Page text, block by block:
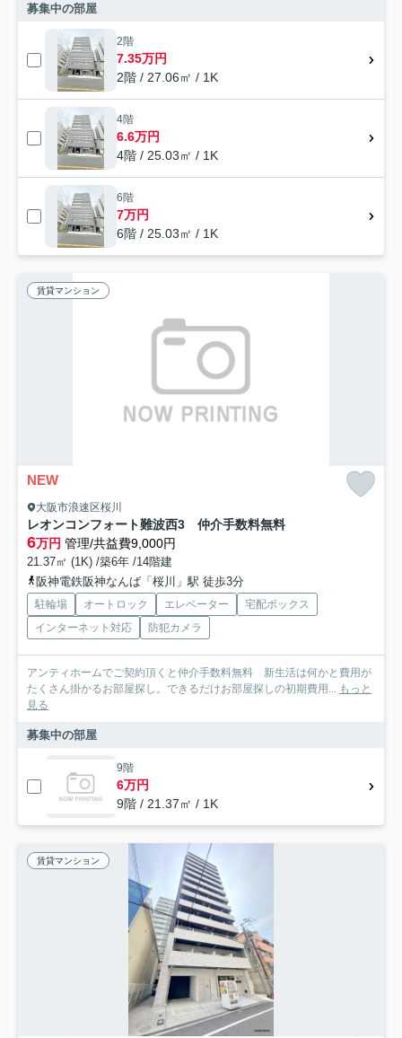
募集中の部屋
2階
7.35万円
2階 / 27.06㎡ / 1K
4階
6.6万円
4階 / 25.03㎡ / 1K
6階
7万円
6階 / 25.03㎡ / 1K
賃貸マンション
NEW
大阪市浪速区桜川
レオンコンフォート難波西3 仲介手数料無料
6万円 管理/共益費9,000円
21.37㎡ (1K) /築6年 /14階建
阪神電鉄阪神なんば「桜川」駅 徒歩3分
駐輪場 オートロック エレベーター
宅配ボックス
インターネット対応
防犯カメラ
アンティホームでご契約頂くと仲介手数料無料 新生活は何かと費用が
たくさん掛かるお部屋探し。できるだけお部屋探しの初期費用... もっと
見る
募集中の部屋
9階
6万円
9階 / 21.37㎡ / 1K
賃貸マンション